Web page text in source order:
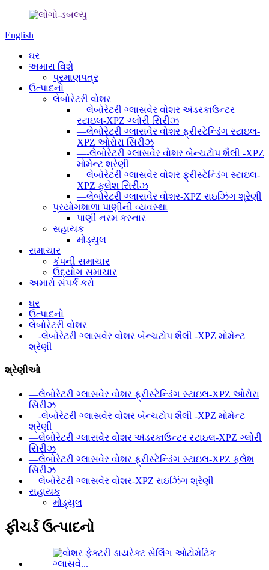
English
ઘર
અમારા વિશે
પ્રમાણપત્ર
ઉત્પાદનો
લેબોરેટરી વોશર
—લેબોરેટરી ગ્લાસવેર વોશર અંડરકાઉન્ટર
સ્ટાઇલ-XPZ ગ્લોરી સિરીઝ
—લેબોરેટરી ગ્લાસવેર વોશર ફ્રીસ્ટેન્ડિંગ સ્ટાઇલ-
XPZ ઓરોરા સિરીઝ
—-લેબોરેટરી ગ્લાસવેર વોશર બેન્ચટોપ શૈલી -XPZ
મોમેન્ટ શ્રેણી
—લેબોરેટરી ગ્લાસવેર વોશર ફ્રીસ્ટેન્ડિંગ સ્ટાઇલ-
XPZ ફ્લેશ સિરીઝ
—લેબોરેટરી ગ્લાસવેર વોશર-XPZ રાઇઝિંગ શ્રેણી
પ્રયોગશાળા પાણીની વ્યવસ્થા
પાણી નરમ કરનાર
સહાયક
મોડ્યુલ
સમાચાર
કંપની સમાચાર
ઉદ્યોગ સમાચાર
અમારો સંપર્ક કરો
ઘર
ઉત્પાદનો
લેબોરેટરી વોશર
—-લેબોરેટરી ગ્લાસવેર વોશર બેન્ચટોપ શૈલી -XPZ મોમેન્ટ
શ્રેણી
શ્રેણીઓ
—લેબોરેટરી ગ્લાસવેર વોશર ફ્રીસ્ટેન્ડિંગ સ્ટાઇલ-XPZ ઓરોરા
સિરીઝ
—-લેબોરેટરી ગ્લાસવેર વોશર બેન્ચટોપ શૈલી -XPZ મોમેન્ટ
શ્રેણી
—લેબોરેટરી ગ્લાસવેર વોશર અંડરકાઉન્ટર સ્ટાઇલ-XPZ ગ્લોરી
સિરીઝ
—લેબોરેટરી ગ્લાસવેર વોશર ફ્રીસ્ટેન્ડિંગ સ્ટાઇલ-XPZ ફ્લેશ
સિરીઝ
—લેબોરેટરી ગ્લાસવેર વોશર-XPZ રાઇઝિંગ શ્રેણી
સહાયક
મોડ્યુલ
ફીચર્ડ ઉત્પાદનો